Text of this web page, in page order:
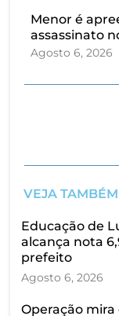
Menor é
assassinato
Agosto 6, 2026
VEJA TAMBÉM
Educação de
alcança nota
prefeito
Agosto 6, 2026
Operação